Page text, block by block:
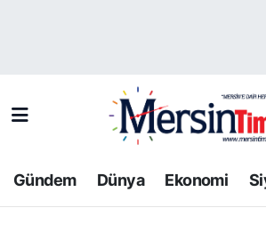
Gündem Dünya Ekonomi
Bilim-Teknoloji
Dünya
Trafik Durumu
Tüm Manşetler